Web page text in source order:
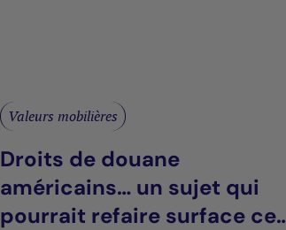
Valeurs mobilières
Droits de douane
américains… un sujet qui
pourrait refaire surface cet